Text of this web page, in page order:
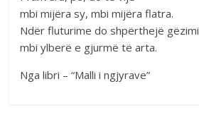
mbi mijëra sy, mbi mijëra flatra.
Ndër fluturime do shpërthejë gëzimi
mbi ylberë e gjurmë të arta.
Nga libri – “Malli i ngjyrave”